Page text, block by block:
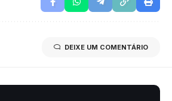
DEIXE UM COMENTÁRIO